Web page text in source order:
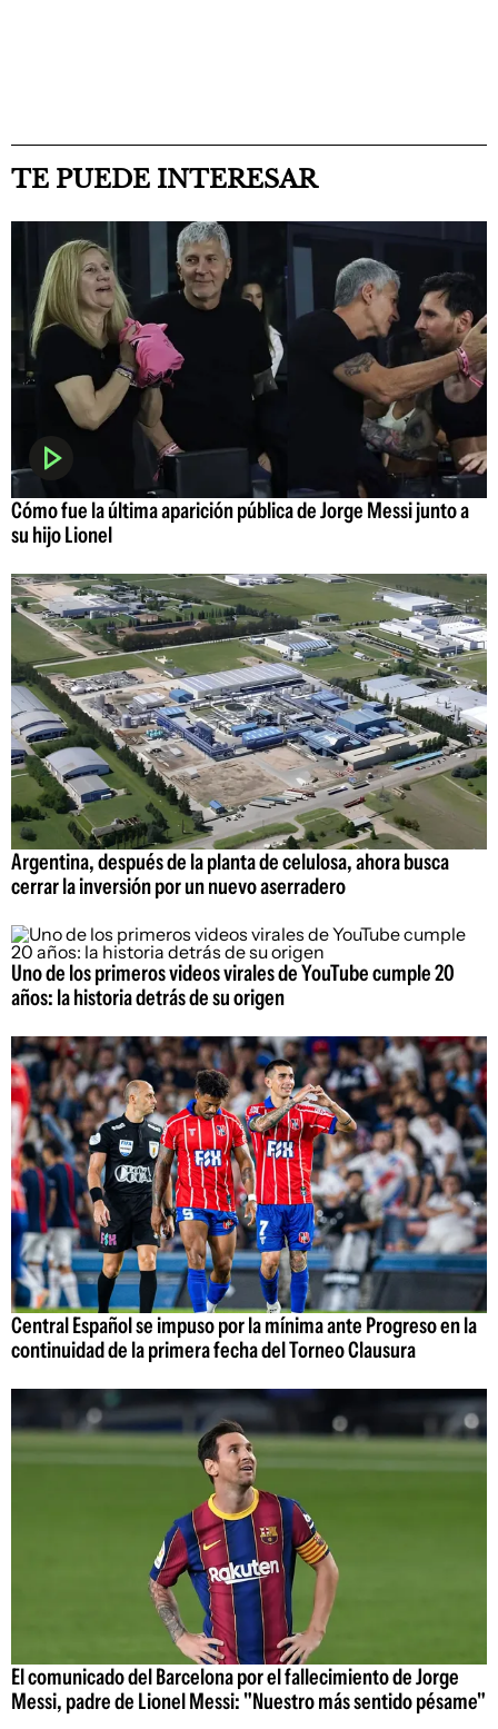
TE PUEDE INTERESAR
Cómo fue la última aparición pública de Jorge Messi junto a
su hijo Lionel
Argentina, después de la planta de celulosa, ahora busca
cerrar la inversión por un nuevo aserradero
Uno de los primeros videos virales de YouTube cumple 20
años: la historia detrás de su origen
Central Español se impuso por la mínima ante Progreso en la
continuidad de la primera fecha del Torneo Clausura
El comunicado del Barcelona por el fallecimiento de Jorge
Messi, padre de Lionel Messi: "Nuestro más sentido pésame"